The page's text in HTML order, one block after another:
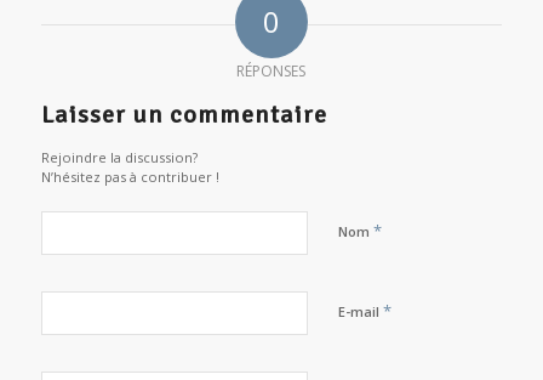
0
RÉPONSES
Laisser un commentaire
Rejoindre la discussion?
N’hésitez pas à contribuer !
Nom *
E-mail *